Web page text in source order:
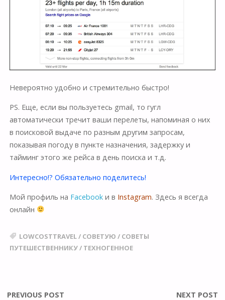
Невероятно удобно и стремительно быстро!
PS. Еще, если вы пользуетесь gmail, то гугл
автоматически тречит ваши перелеты, напоминая о них
в поисковой выдаче по разным другим запросам,
показывая погоду в пункте назначения, задержку и
тайминг этого же рейса в день поиска и т.д.
Интересно!? Обязательно поделитесь!
Мой профиль на Facebookи в Instagram. Здесь я всегда
онлайн
LOWCOSTTRAVEL/ СОВЕТУЮ / СОВЕТЫ
ПУТЕШЕСТВЕННИКУ/ ТЕХНОГЕННОЕ
PREVIOUS POST NEXT POST